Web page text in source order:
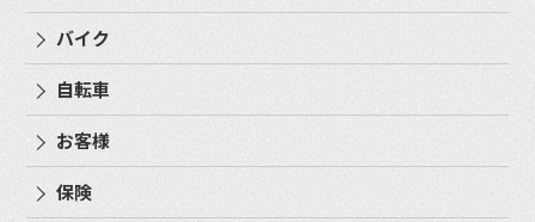
バイク
自転車
お客様
保険